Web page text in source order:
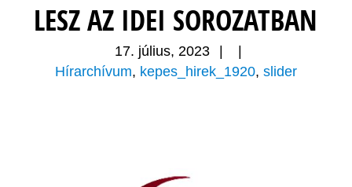
LESZ AZ IDEI SOROZATBAN
17. július, 2023
Hírarchívum, kepes_hirek_1920, slider